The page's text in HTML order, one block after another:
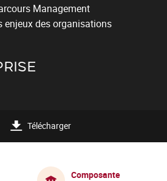
Management
enjeux des organisations
Télécharger
Composante